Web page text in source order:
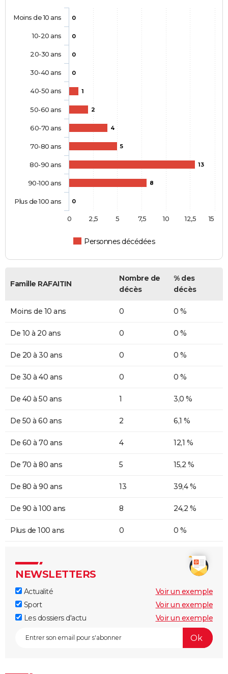
0
0
0
0
1
2
4
5
13
8
0
Personnes décédées
Moins de 10 ans
10-20 ans
20-30 ans
30-40 ans
40-50 ans
50-60 ans
60-70 ans
70-80 ans
80-90 ans
90-100 ans
Plus de 100 ans
0 2,5 5 7,5 10 12,5 15
Famille RAFAITIN
Nombre de
décès
% des
décès
Moins de 10 ans 0 0 %
De 10 à 20 ans 0 0 %
De 20 à 30 ans 0 0 %
De 30 à 40 ans 0 0 %
De 40 à 50 ans 1 3,0 %
De 50 à 60 ans 2 6,1 %
De 60 à 70 ans 4 12,1 %
De 70 à 80 ans 5 15,2 %
De 80 à 90 ans 13 39,4 %
De 90 à 100 ans 8 24,2 %
Plus de 100 ans 0 0 %
NEWSLETTERS
Actualité
Voir un exemple
Sport
Voir un exemple
Les dossiers d'actu
Voir un exemple